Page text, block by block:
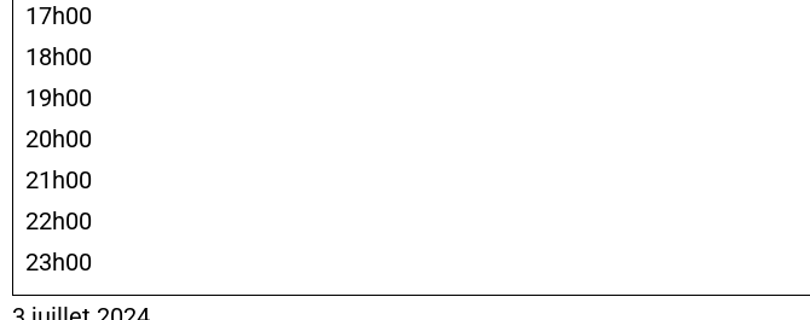
17h00
18h00
19h00
20h00
21h00
22h00
23h00